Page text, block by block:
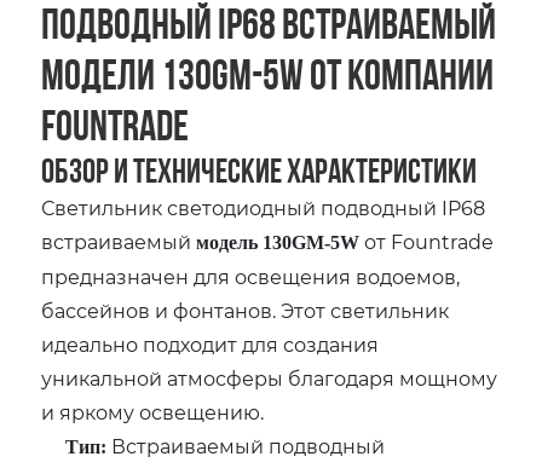
подводный IP68 встраиваемый
модели 130GM-5W от компании
Fountrade
Обзор и технические характеристики
Светильник светодиодный подводный IP68
встраиваемыймодель 130GM-5W от Fountrade
предназначен для освещения водоемов,
бассейнов и фонтанов. Этот светильник
идеально подходит для создания
уникальной атмосферы благодаря мощному
и яркому освещению.
Тип: Встраиваемый подводный